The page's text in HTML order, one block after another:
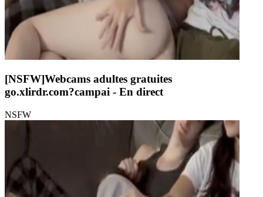
[NSFW]Webcams adultes gratuites
go.xlirdr.com?campai - En direct
NSFW